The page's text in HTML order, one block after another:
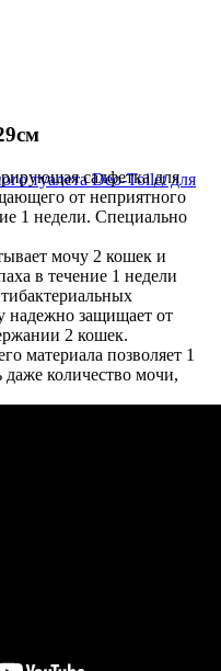
туалета Deo-Toilet для
салфетка для
от неприятного
1 недели. Специально
мочу 2 кошек и
в течение 1 недели
надежно защищает от
2 кошек.
материала позволяет 1
количество мочи,